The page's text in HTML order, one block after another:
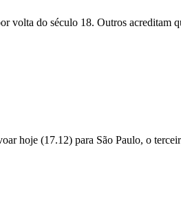
volta do século 18. Outros acreditam
hoje (17.12) para São Paulo, o